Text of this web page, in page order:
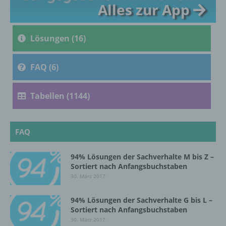
Alles zur App
Lösungen (16)
FAQ (6)
Tabellen (1144)
FAQ
94% Lösungen der Sachverhalte M bis Z –
Sortiert nach Anfangsbuchstaben
30. März 2017
94% Lösungen der Sachverhalte G bis L –
Sortiert nach Anfangsbuchstaben
30. März 2017
Verarbeitung ist jeder mit oder ohne Hilfe
automatisierter Verfahren ausgeführte
Vorgang oder jede solche Vorgangsreihe im
Zusammenhang mit personenbezogenen
Daten wie das Erheben, das Erfassen, die
Organisation, das Ordnen, die Speicherung,
die Anpassung oder Veränderung, das
Löschen oder die Vernichtung.
Einschränkung der Verarbeitung ist die
Markierung gespeicherter